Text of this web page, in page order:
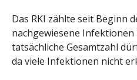
Das RKI zählte seit Beginn
nachgewiesene Infektionen
tatsächliche Gesamtzahl
da viele Infektionen nicht